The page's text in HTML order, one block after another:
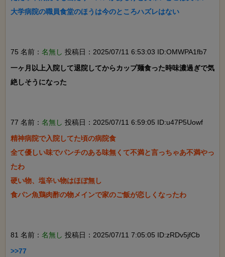
大学病院の職員食堂のほうは今のところハズレはない
75 名前： 名無し 投稿日：2025/07/11 6:53:03 ID:OMWPA1fb7
一ヶ月以上入院して退院してからカップ麺食った時味濃過ぎで気
絶しそうになった
77 名前： 名無し 投稿日：2025/07/11 6:59:05 ID:u47P5Uowf
精神病院で入院してた頃の病院食
全て優しい味でパンチのある味無くて不満と言っちゃあ不満やっ
たわ
硬い物、塩辛い物はほぼ無し
食パン魚鶏肉酢の物メインで家のご飯が恋しくなったわ
81 名前： 名無し 投稿日：2025/07/11 7:05:05 ID:zRDv5jfCb
>>77